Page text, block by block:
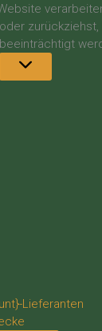
Lieferanten